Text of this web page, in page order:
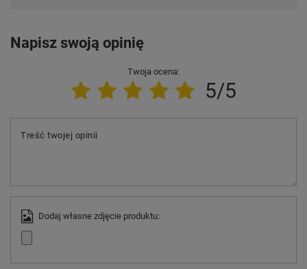
Napisz swoją opinię
Twoja ocena:
5/5
Treść twojej opinii
Dodaj własne zdjęcie produktu: